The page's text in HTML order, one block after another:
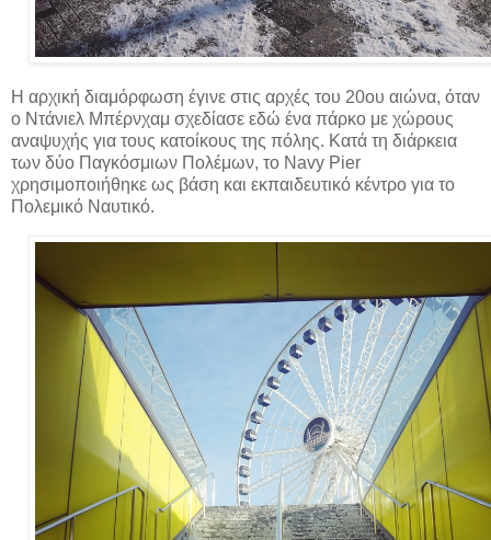
Η αρχική διαμόρφωση έγινε στις αρχές του 20ου αιώνα, όταν
ο Ντάνιελ Μπέρνχαμ σχεδίασε εδώ ένα πάρκο με χώρους
αναψυχής για τους κατοίκους της πόλης. Κατά τη διάρκεια
των δύο Παγκόσμιων Πολέμων, το Navy Pier
χρησιμοποιήθηκε ως βάση και εκπαιδευτικό κέντρο για το
Πολεμικό Ναυτικό.